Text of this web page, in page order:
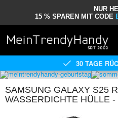
NUR
15 % SPAREN MIT CODE
30 TAGE
SAMSUNG GALAXY S25
WASSERDICHTE HÜLLE